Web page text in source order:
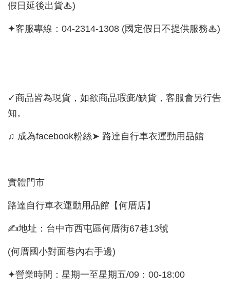
假日延後出貨♨)
✦客服專線：04-2314-1308 (國定假日不提供服務♨)
✓商品皆為現貨，如欲商品瑕疵/缺貨，客服會另行告
知。
♫ 成為facebook粉絲➤ 路達自行車衣運動用品館
實體門市
路達自行車衣運動用品館【何厝店】
✍地址：台中市西屯區何厝街67巷13號
(何厝國小對面巷內右手邊)
✦營業時間：星期一至星期五/09：00-18:00